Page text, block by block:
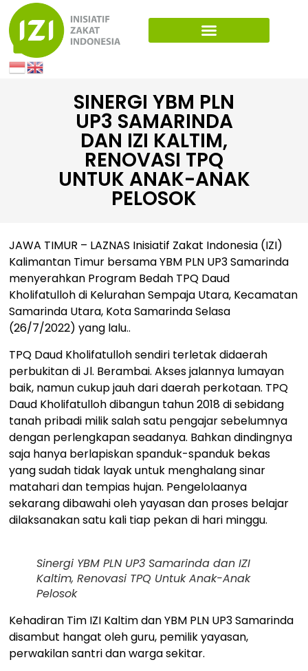
SINERGI YBM PLN
UP3 SAMARINDA
DAN IZI KALTIM,
RENOVASI TPQ
UNTUK ANAK-ANAK
PELOSOK
JAWA TIMUR – LAZNAS Inisiatif Zakat Indonesia (IZI)
Kalimantan Timur bersama YBM PLN UP3 Samarinda
menyerahkan Program Bedah TPQ Daud
Kholifatulloh di Kelurahan Sempaja Utara, Kecamatan
Samarinda Utara, Kota Samarinda Selasa
(26/7/2022) yang lalu..
TPQ Daud Kholifatulloh sendiri terletak didaerah
perbukitan di Jl. Berambai. Akses jalannya lumayan
baik, namun cukup jauh dari daerah perkotaan. TPQ
Daud Kholifatulloh dibangun tahun 2018 di sebidang
tanah pribadi milik salah satu pengajar sebelumnya
dengan perlengkapan seadanya. Bahkan dindingnya
saja hanya berlapiskan spanduk-spanduk bekas
yang sudah tidak layak untuk menghalang sinar
matahari dan tempias hujan. Pengelolaanya
sekarang dibawahi oleh yayasan dan proses belajar
dilaksanakan satu kali tiap pekan di hari minggu.
Sinergi YBM PLN UP3 Samarinda dan IZI
Kaltim, Renovasi TPQ Untuk Anak-Anak
Pelosok
Kehadiran Tim IZI Kaltim dan YBM PLN UP3 Samarinda
disambut hangat oleh guru, pemilik yayasan,
perwakilan santri dan warga sekitar.